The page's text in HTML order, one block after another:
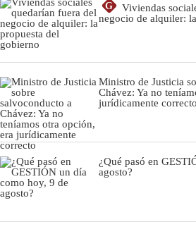
G
Viviendas
negocio de alquiler:
Ministro de Justicia
Chávez: Ya no
jurídicamente correcto
¿Qué pasó en
agosto?